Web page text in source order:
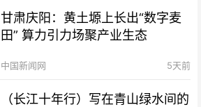
甘肃庆阳：黄土塬上长出“数字麦
田” 算力引力场聚产业生态
中国新闻网 5天前
（长江十年行）写在青山绿水间的